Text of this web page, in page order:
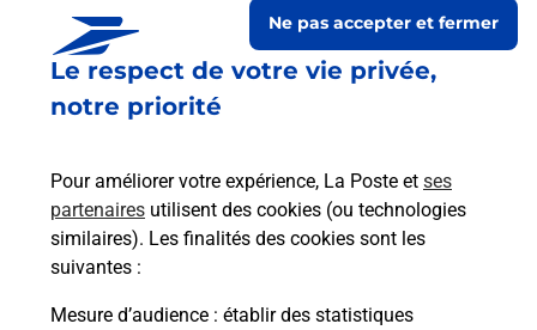
Le respect de votre vie privée,
notre priorité
Pour améliorer votre expérience, La Poste et ses
partenaires utilisent des cookies (ou technologies
similaires). Les finalités des cookies sont les
suivantes :
Mesure d’audience : établir des statistiques
Ne pas accepter et fermer
Le lien s'ouvre dans un nouvel onglet